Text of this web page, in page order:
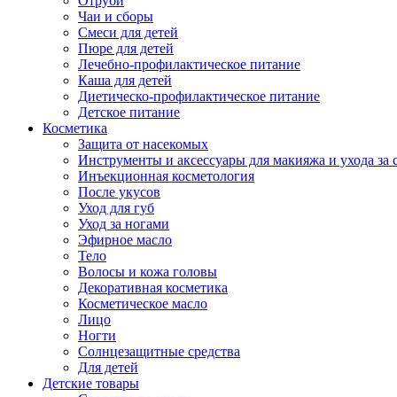
Чаи и сборы
Смеси для детей
Пюре для детей
Лечебно-профилактическое питание
Каша для детей
Диетическо-профилактическое питание
Детское питание
Косметика
Защита от насекомых
Инструменты и аксессуары для макияжа и ухода за
Инъекционная косметология
После укусов
Уход для губ
Уход за ногами
Эфирное масло
Тело
Волосы и кожа головы
Декоративная косметика
Косметическое масло
Лицо
Ногти
Солнцезащитные средства
Для детей
Детские товары